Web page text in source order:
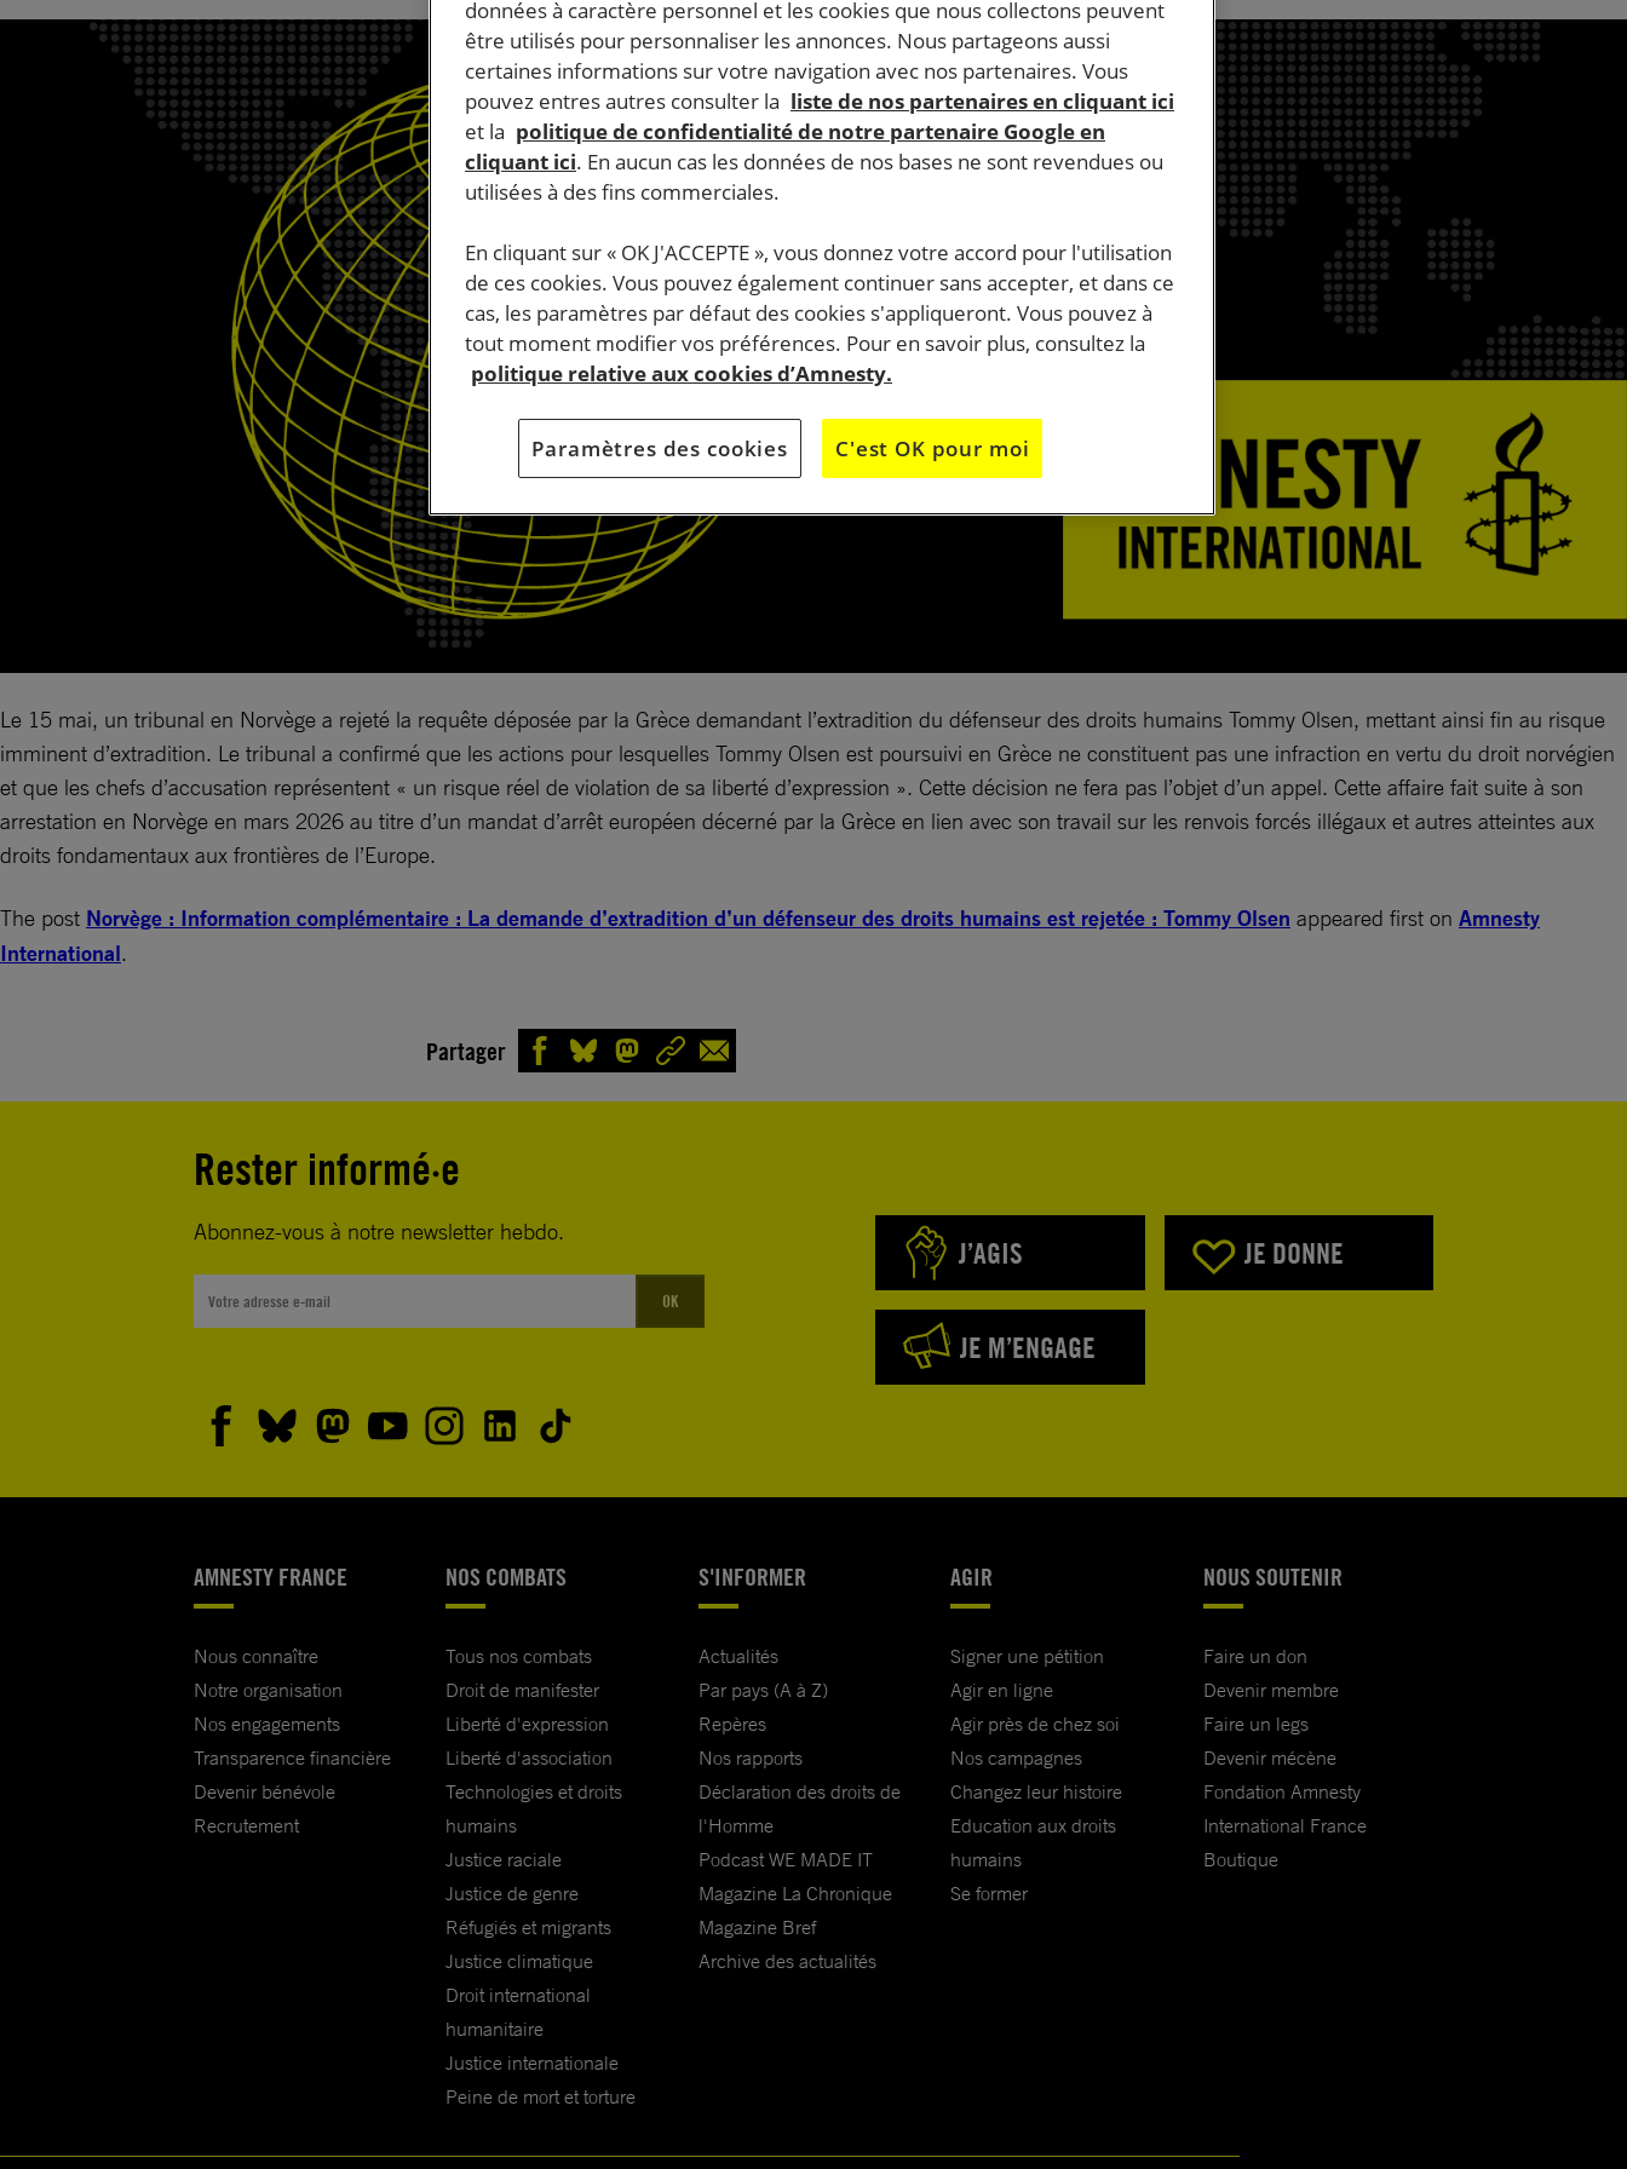
Le 15 mai, un tribunal en Norvège a rejeté la requête déposée par la Grèce demandant l’extradition du défenseur des droits humains Tommy Olsen, mettant ainsi fin au risque
imminent d’extradition. Le tribunal a confirmé que les actions pour lesquelles Tommy Olsen est poursuivi en Grèce ne constituent pas une infraction en vertu du droit norvégien
et que les chefs d’accusation représentent « un risque réel de violation de sa liberté d’expression ». Cette décision ne fera pas l’objet d’un appel. Cette affaire fait suite à son
arrestation en Norvège en mars 2026 au titre d’un mandat d’arrêt européen décerné par la Grèce en lien avec son travail sur les renvois forcés illégaux et autres atteintes aux
droits fondamentaux aux frontières de l’Europe.
The post Norvège : Information complémentaire : La demande d’extradition d’un défenseur des droits humains est rejetée : Tommy Olsen appeared first on Amnesty
International.
Partager
Rester informé·e
Abonnez-vous à notre newsletter hebdo.
OK
J’AGIS JE DONNE
JE M’ENGAGE
AMNESTY FRANCE
Nous connaître
Notre organisation
Nos engagements
Transparence financière
Devenir bénévole
Recrutement
NOS COMBATS
Tous nos combats
Droit de manifester
Liberté d'expression
Liberté d'association
Technologies et droits
humains
Justice raciale
Justice de genre
Réfugiés et migrants
Justice climatique
Droit international
humanitaire
Justice internationale
Peine de mort et torture
S'INFORMER
Actualités
Par pays (A à Z)
Repères
Nos rapports
Déclaration des droits de
l'Homme
Podcast WE MADE IT
Magazine La Chronique
Magazine Bref
Archive des actualités
AGIR
Signer une pétition
Agir en ligne
Agir près de chez soi
Nos campagnes
Changez leur histoire
Education aux droits
humains
Se former
NOUS SOUTENIR
Faire un don
Devenir membre
Faire un legs
Devenir mécène
Fondation Amnesty
International France
Boutique
données à caractère personnel et les cookies que nous collectons peuvent
être utilisés pour personnaliser les annonces. Nous partageons aussi
certaines informations sur votre navigation avec nos partenaires. Vous
pouvez entres autres consulter la liste de nos partenaires en cliquant ici
et la politique de confidentialité de notre partenaire Google en
cliquant ici. En aucun cas les données de nos bases ne sont revendues ou
utilisées à des fins commerciales.
En cliquant sur « OK J'ACCEPTE », vous donnez votre accord pour l'utilisation
de ces cookies. Vous pouvez également continuer sans accepter, et dans ce
cas, les paramètres par défaut des cookies s'appliqueront. Vous pouvez à
tout moment modifier vos préférences. Pour en savoir plus, consultez la
politique relative aux cookies d’Amnesty.
Paramètres des cookies C'est OK pour moi